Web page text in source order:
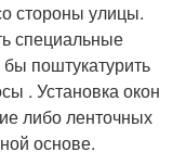
стороны улицы.
специальные
поштукатурить
. Установка окон
либо ленточных
основе.